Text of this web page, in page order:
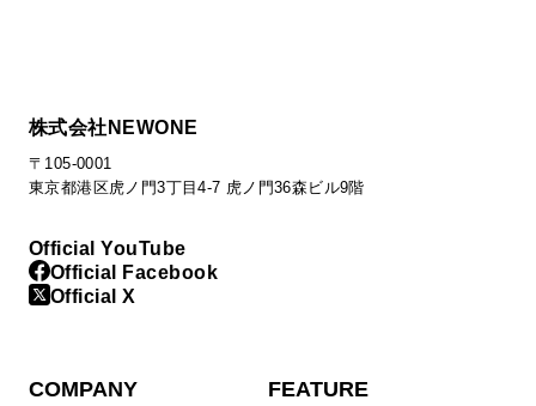
株式会社NEWONE
〒105-0001
東京都港区虎ノ門3丁目4-7 虎ノ門36森ビル9階
Official YouTube
Official Facebook
Official X
COMPANY FEATURE